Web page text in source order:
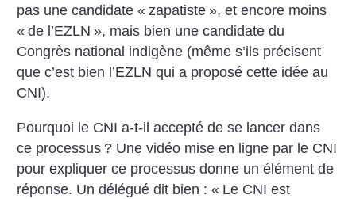
pas une candidate « zapatiste », et encore moins
« de l’EZLN », mais bien une candidate du
Congrès national indigène (même s’ils précisent
que c’est bien l’EZLN qui a proposé cette idée au
CNI).
Pourquoi le CNI a-t-il accepté de se lancer dans
ce processus ? Une vidéo mise en ligne par le CNI
pour expliquer ce processus donne un élément de
réponse. Un délégué dit bien : « Le CNI est